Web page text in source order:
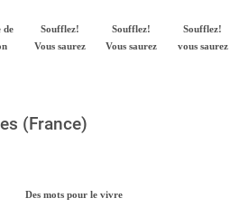
de
Soufflez!
Vous saurez
Soufflez!
Vous saurez
Soufflez!
vous saurez
(France)
Des mots pour le vivre